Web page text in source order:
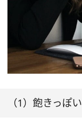
（1）飽きっぽい